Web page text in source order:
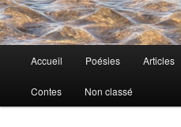
principal
Accueil Poésies Articles
Contes Non classé